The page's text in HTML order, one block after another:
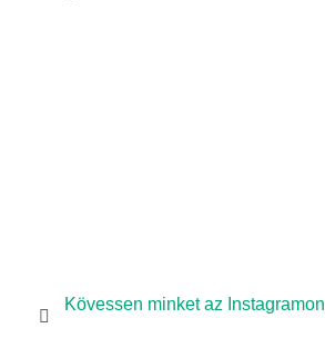
Kövessen minket az Instagramon